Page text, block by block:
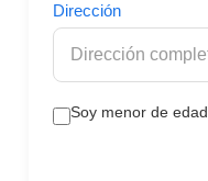
Dirección
Soy menor de edad